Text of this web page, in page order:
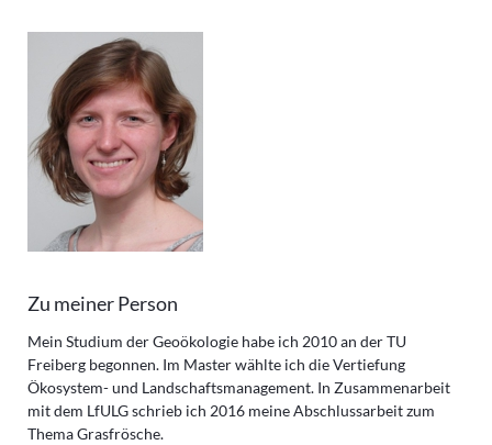
Zu meiner Person
Mein Studium der Geoökologie habe ich 2010 an der TU
Freiberg begonnen. Im Master wählte ich die Vertiefung
Ökosystem- und Landschaftsmanagement. In Zusammenarbeit
mit dem LfULG schrieb ich 2016 meine Abschlussarbeit zum
Thema Grasfrösche.